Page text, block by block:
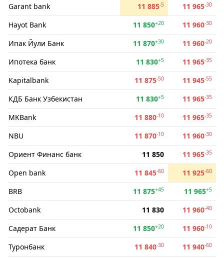
Garant bank 11 885-5 11 965-30
Hayot Bank 11 850+20 11 960-30
Ипак Йули Банк 11 870+30 11 960-20
Ипотека банк 11 830+5 11 965-35
Kapitalbank 11 875-50 11 945-55
КДБ Банк Узбекистан 11 830+5 11 965-35
MKBank 11 880-10 11 965-35
NBU 11 870-10 11 960-30
Ориент Финанс банк 11 850 11 965-35
Open bank 11 845-60 11 925-60
BRB 11 875+45 11 965+5
Octobank 11 830 11 960-40
Садерат Банк 11 850+20 11 960-10
Туронбанк 11 840-30 11 940-60